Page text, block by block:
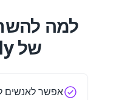
של Calendly?
אפשר לאנשים